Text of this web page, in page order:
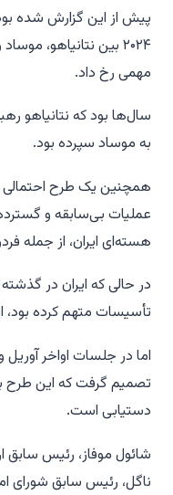
پیش از این گزارش شده
۲۰۲۴ بین نتانیاهو،
مهمی رخ داد.
سال‌ها بود که نتانیاهو
به موساد سپرده بود.
همچنین یک طرح
عملیات بی‌سابقه و
هسته‌ای ایران، از جمله
در حالی که ایران در
تأسیسات متهم کرده بود،
تصمیم گرفت که این طرح
دستیابی است.
شائول موفاز، رئیس
ناگل، رئیس سابق شورای